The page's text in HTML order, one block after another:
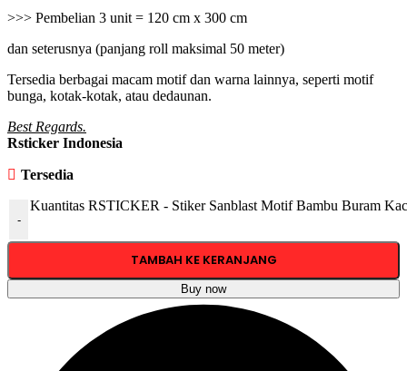
>>> Pembelian 3 unit = 120 cm x 300 cm
dan seterusnya (panjang roll maksimal 50 meter)
Tersedia berbagai macam motif dan warna lainnya, seperti motif
bunga, kotak-kotak, atau dedaunan.
Best Regards.
Rsticker Indonesia
Tersedia
-
Kuantitas RSTICKER - Stiker Sanblast Motif Bambu Buram
TAMBAH KE KERANJANG
Buy now